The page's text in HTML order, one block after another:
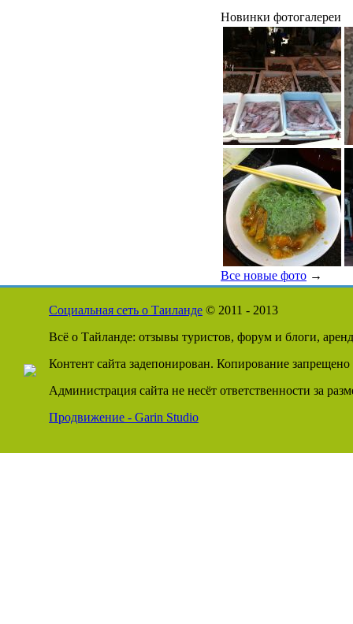
Новинки фотогалереи
Все новые фото →
Социальная сеть о Таиланде © 2011 - 2013
Всё о Тайланде: отзывы туристов, форум и блоги,
Контент сайта задепонирован. Копирование запрещено
Администрация сайта не несёт ответственности за
Продвижение - Garin Studio